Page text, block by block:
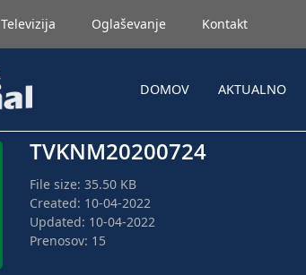
Televizija Oglaševanje Kontakt
DOMOV AKTUALNO
TVKNM20200724
File size: 35.50 KB
Created: 10-04-2022
Updated: 10-04-2022
Prenosov: 15